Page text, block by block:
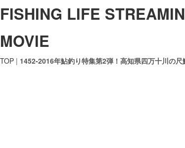
FISHING LIFE
MOVIE
TOP | 1452-2016年鮎釣り特集第2弾！高知県四万十川の尺